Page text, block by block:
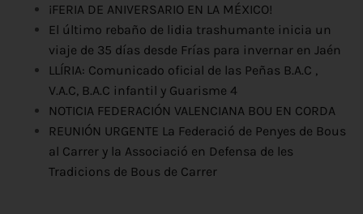
¡FERIA DE ANIVERSARIO EN LA MÉXICO!
El último rebaño de lidia trashumante inicia un
viaje de 35 días desde Frías para invernar en Jaén
LLÍRIA: Comunicado oficial de las Peñas B.A.C ,
V.A.C, B.A.C infantil y Guarisme 4
NOTICIA FEDERACIÓN VALENCIANA BOU EN CORDA
REUNIÓN URGENTE La Federació de Penyes de Bous
al Carrer y la Associació en Defensa de les
Tradicions de Bous de Carrer